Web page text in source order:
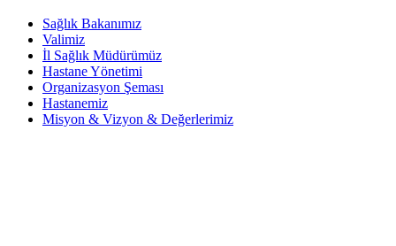
Sağlık Bakanımız
Valimiz
İl Sağlık Müdürümüz
Hastane Yönetimi
Organizasyon Şeması
Hastanemiz
Misyon & Vizyon & Değerlerimiz